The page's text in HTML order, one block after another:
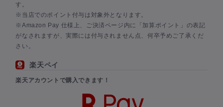
す。
※当店でのポイント付与は対象外となります。
※Amazon Pay 仕様上、ご決済ページ内に「加算ポイント」の表記
がなされますが、実際には付与されません点、何卒予めご了承くだ
さい。
楽天ペイ
楽天アカウントで購入できます！